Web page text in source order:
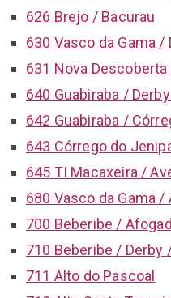
626 Brejo / Bacurau
630 Vasco da Gama /
631 Nova Descoberta
640 Guabiraba /
642 Guabiraba /
643 Córrego do
645 TI Macaxeira /
680 Vasco da Gama /
700 Beberibe /
710 Beberibe / Derby
711 Alto do Pascoal